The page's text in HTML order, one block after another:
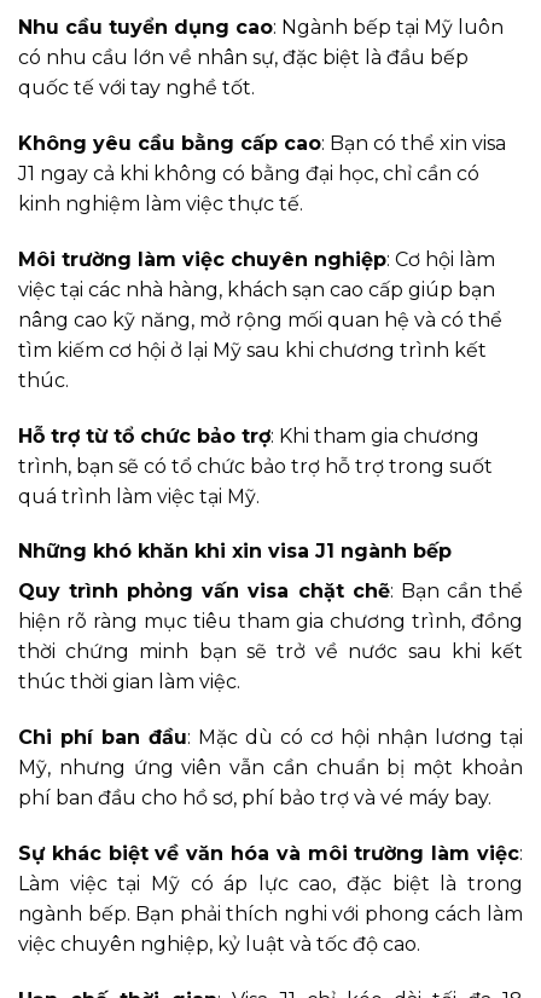
Nhu cầu tuyển dụng cao: Ngành bếp tại Mỹ luôn
có nhu cầu lớn về nhân sự, đặc biệt là đầu bếp
quốc tế với tay nghề tốt.
Không yêu cầu bằng cấp cao: Bạn có thể xin visa
J1 ngay cả khi không có bằng đại học, chỉ cần có
kinh nghiệm làm việc thực tế.
Môi trường làm việc chuyên nghiệp: Cơ hội làm
việc tại các nhà hàng, khách sạn cao cấp giúp bạn
nâng cao kỹ năng, mở rộng mối quan hệ và có thể
tìm kiếm cơ hội ở lại Mỹ sau khi chương trình kết
thúc.
Hỗ trợ từ tổ chức bảo trợ: Khi tham gia chương
trình, bạn sẽ có tổ chức bảo trợ hỗ trợ trong suốt
quá trình làm việc tại Mỹ.
Những khó khăn khi xin visa J1 ngành bếp
Quy trình phỏng vấn visa chặt chẽ: Bạn cần thể
hiện rõ ràng mục tiêu tham gia chương trình, đồng
thời chứng minh bạn sẽ trở về nước sau khi kết
thúc thời gian làm việc.
Chi phí ban đầu: Mặc dù có cơ hội nhận lương tại
Mỹ, nhưng ứng viên vẫn cần chuẩn bị một khoản
phí ban đầu cho hồ sơ, phí bảo trợ và vé máy bay.
Sự khác biệt về văn hóa và môi trường làm việc:
Làm việc tại Mỹ có áp lực cao, đặc biệt là trong
ngành bếp. Bạn phải thích nghi với phong cách làm
việc chuyên nghiệp, kỷ luật và tốc độ cao.